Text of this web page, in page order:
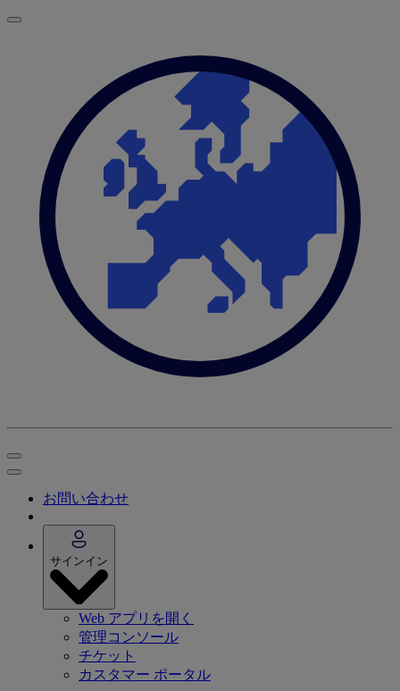
お問い合わせ
サインイン
Web アプリを開く
管理コンソール
チケット
カスタマー ポータル